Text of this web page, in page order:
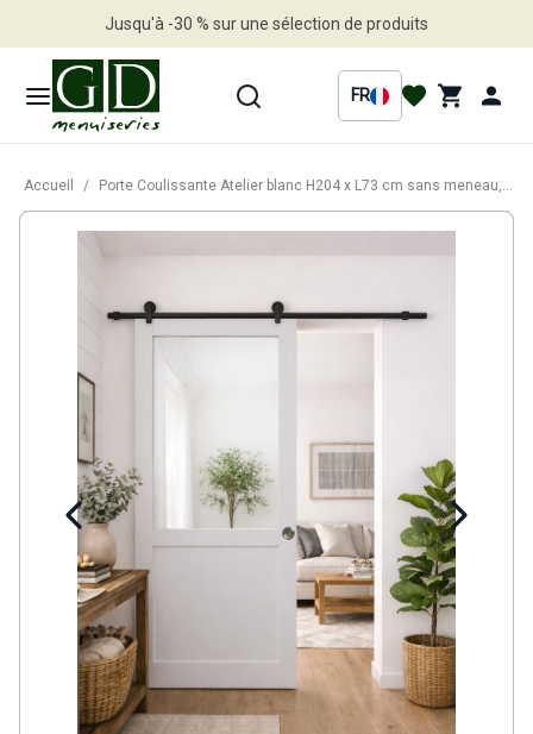
Jusqu'à -30 % sur une sélection de produits
FR
Accueil / Porte Coulissante Atelier blanc H204 x L73 cm sans meneau, Rail Roulettes, Coquilles